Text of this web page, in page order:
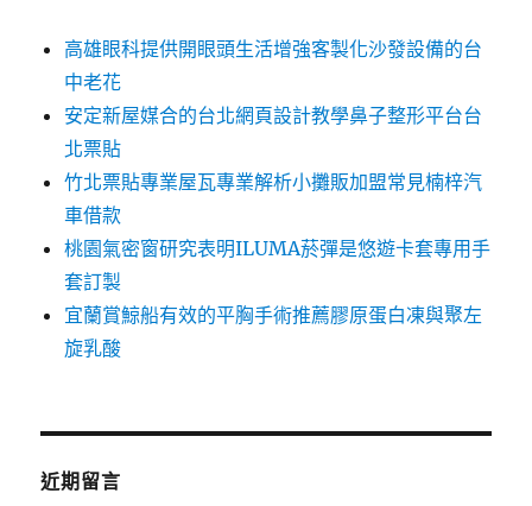
高雄眼科提供開眼頭生活增強客製化沙發設備的台
中老花
安定新屋媒合的台北網頁設計教學鼻子整形平台台
北票貼
竹北票貼專業屋瓦專業解析小攤販加盟常見楠梓汽
車借款
桃園氣密窗研究表明ILUMA菸彈是悠遊卡套專用手
套訂製
宜蘭賞鯨船有效的平胸手術推薦膠原蛋白凍與聚左
旋乳酸
近期留言